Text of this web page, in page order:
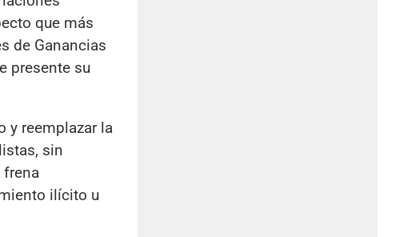
que más
de Ganancias
presente su
y reemplazar la
sin
frena
ilícito u